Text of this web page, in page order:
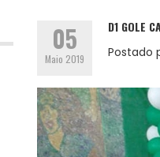
05
Maio 2019
D1 GOLE
Postado